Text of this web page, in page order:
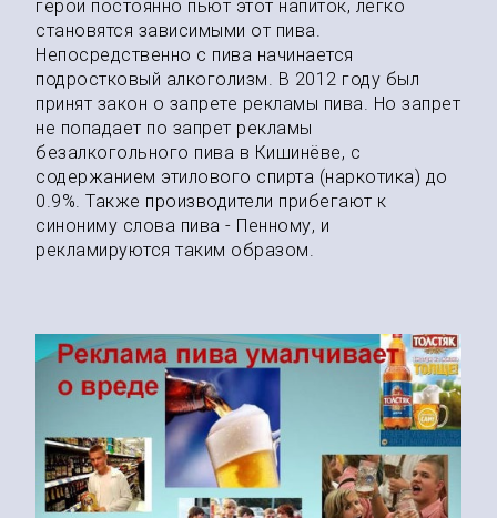
герои постоянно пьют этот напиток, легко
становятся зависимыми от пива.
Непосредственно с пива начинается
подростковый алкоголизм. В 2012 году был
принят закон о запрете рекламы пива. Но запрет
не попадает по запрет рекламы
безалкогольного пива в Кишинёве, с
содержанием этилового спирта (наркотика) до
0.9%. Также производители прибегают к
синониму слова пива - Пенному, и
рекламируются таким образом.